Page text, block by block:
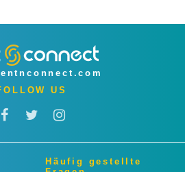
US
Häufig gestellte